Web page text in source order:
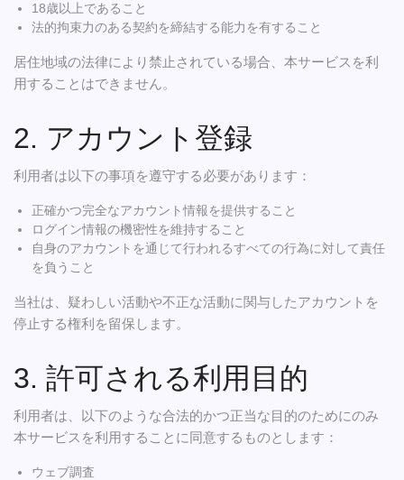
18歳以上であること
法的拘束力のある契約を締結する能力を有すること
居住地域の法律により禁止されている場合、本サービスを利
用することはできません。
2. アカウント登録
利用者は以下の事項を遵守する必要があります：
正確かつ完全なアカウント情報を提供すること
ログイン情報の機密性を維持すること
自身のアカウントを通じて行われるすべての行為に対して責任
を負うこと
当社は、疑わしい活動や不正な活動に関与したアカウントを
停止する権利を留保します。
3. 許可される利用目的
利用者は、以下のような合法的かつ正当な目的のためにのみ
本サービスを利用することに同意するものとします：
ウェブ調査